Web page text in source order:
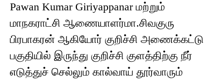
Pawan Kumar Giriyappanar மற்றும்
மாநகராட்சி ஆணையாளர்மா.சிவகுரு
பிரபாகரன் ஆகியோர் குறிச்சி அணைக்கட்டு
பகுதியில் இருந்து குறிச்சி குளத்திற்கு நீர்
எடுத்துச் செல்லும் கால்வாய் தூர்வாரும்